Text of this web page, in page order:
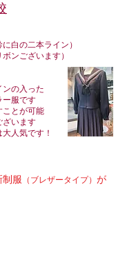
白の二本ライン）
ンございます）
ンの入った
ー服です
ことが可能
ざいます
人気です！
服 （ブレザータイプ） が